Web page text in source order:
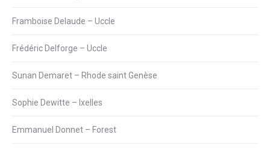
Framboise Delaude – Uccle
Frédéric Delforge – Uccle
Sunan Demaret – Rhode saint Genèse
Sophie Dewitte – Ixelles
Emmanuel Donnet – Forest